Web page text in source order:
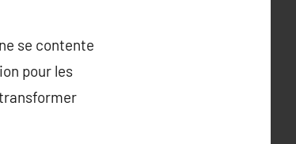
se contente
pour les